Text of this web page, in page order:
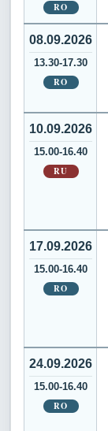
RO
08.09.2026
13.30-17.30
RO
10.09.2026
15.00-16.40
RU
17.09.2026
15.00-16.40
RO
24.09.2026
15.00-16.40
RO